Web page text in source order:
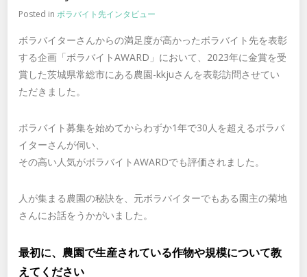
Posted inボラバイト先インタビュー
ボラバイターさんからの満足度が高かったボラバイト先を表彰
する企画「ボラバイトAWARD」において、2023年に金賞を受
賞した茨城県常総市にある農園-kkjuさんを表彰訪問させてい
ただきました。
ボラバイト募集を始めてからわずか1年で30人を超えるボラバ
イターさんが伺い、
その高い人気がボラバイトAWARDでも評価されました。
人が集まる農園の秘訣を、元ボラバイターでもある園主の菊地
さんにお話をうかがいました。
最初に、農園で生産されている作物や規模について教
えてください